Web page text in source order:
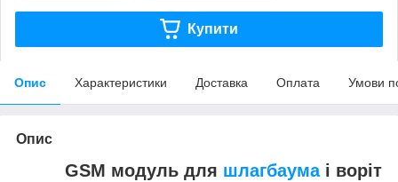
Купити
Опис Характеристики Доставка Оплата Умови
Опис
GSM модуль для шлагбаумаі воріт